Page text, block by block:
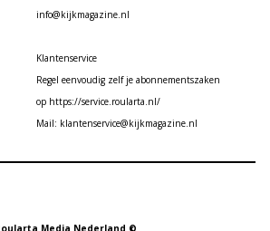
info@kijkmagazine.nl
Klantenservice
Regel eenvoudig zelf je abonnementszaken
op https://service.roularta.nl/
Mail: klantenservice@kijkmagazine.nl
Media Nederland ©